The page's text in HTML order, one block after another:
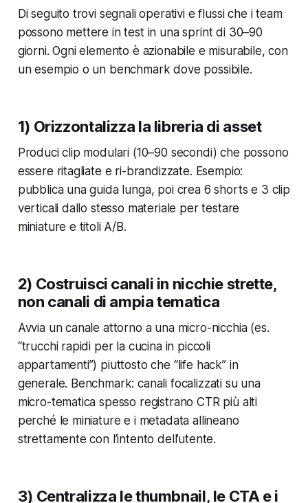
Di seguito trovi segnali operativi e flussi che i team
possono mettere in test in una sprint di 30–90
giorni. Ogni elemento è azionabile e misurabile, con
un esempio o un benchmark dove possibile.
1) Orizzontalizza la libreria di asset
Produci clip modulari (10–90 secondi) che possono
essere ritagliate e ri-brandizzate. Esempio:
pubblica una guida lunga, poi crea 6 shorts e 3 clip
verticali dallo stesso materiale per testare
miniature e titoli A/B.
2) Costruisci canali in nicchie strette,
non canali di ampia tematica
Avvia un canale attorno a una micro-nicchia (es.
“trucchi rapidi per la cucina in piccoli
appartamenti”) piuttosto che “life hack” in
generale. Benchmark: canali focalizzati su una
micro-tematica spesso registrano CTR più alti
perché le miniature e i metadata allineano
strettamente con l’intento dell’utente.
3) Centralizza le thumbnail, le CTA e i